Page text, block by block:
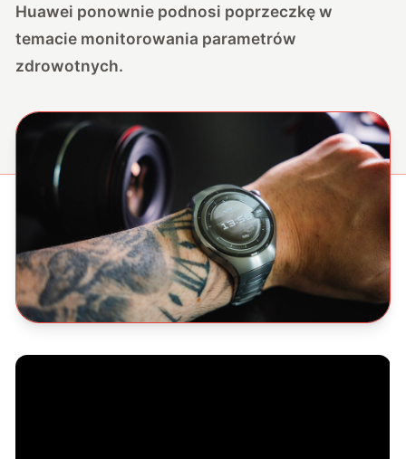
Huawei ponownie podnosi poprzeczkę w
temacie monitorowania parametrów
zdrowotnych.